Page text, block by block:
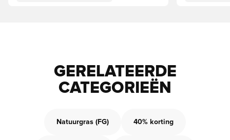
GERELATEERDE
CATEGORIEËN
Natuurgras (FG) 40% korting